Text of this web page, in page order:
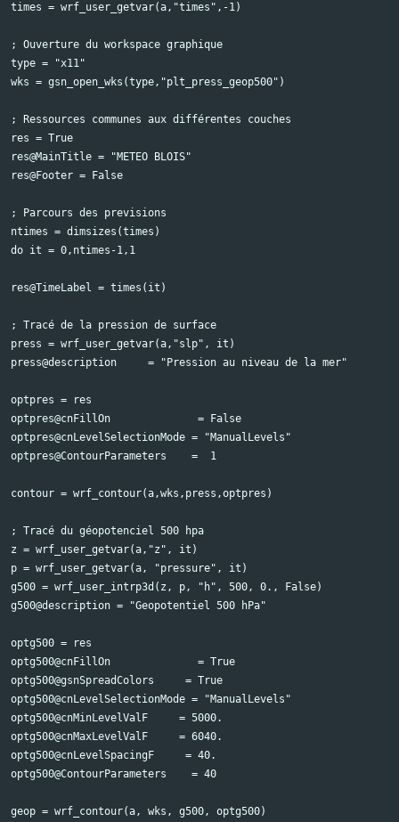
times = wrf_user_getvar(a,"times",-1)
; Ouverture du workspace graphique
type = "x11"
wks = gsn_open_wks(type,"plt_press_geop500")
; Ressources communes aux différentes couches
res = True
res@MainTitle = "METEO BLOIS"
res@Footer = False
; Parcours des previsions
ntimes = dimsizes(times)
do it = 0,ntimes-1,1
res@TimeLabel = times(it)
; Tracé de la pression de surface
press = wrf_user_getvar(a,"slp", it)
press@description     = "Pression au niveau de la mer"
optpres = res
optpres@cnFillOn              = False
optpres@cnLevelSelectionMode = "ManualLevels"
optpres@ContourParameters    =  1
contour = wrf_contour(a,wks,press,optpres)
; Tracé du géopotenciel 500 hpa
z = wrf_user_getvar(a,"z", it)
p = wrf_user_getvar(a, "pressure", it)
g500 = wrf_user_intrp3d(z, p, "h", 500, 0., False)
g500@description = "Geopotentiel 500 hPa"
optg500 = res
optg500@cnFillOn              = True
optg500@gsnSpreadColors     = True
optg500@cnLevelSelectionMode = "ManualLevels"
optg500@cnMinLevelValF     = 5000.
optg500@cnMaxLevelValF     = 6040.
optg500@cnLevelSpacingF     = 40.
optg500@ContourParameters    = 40
geop = wrf_contour(a, wks, g500, optg500)